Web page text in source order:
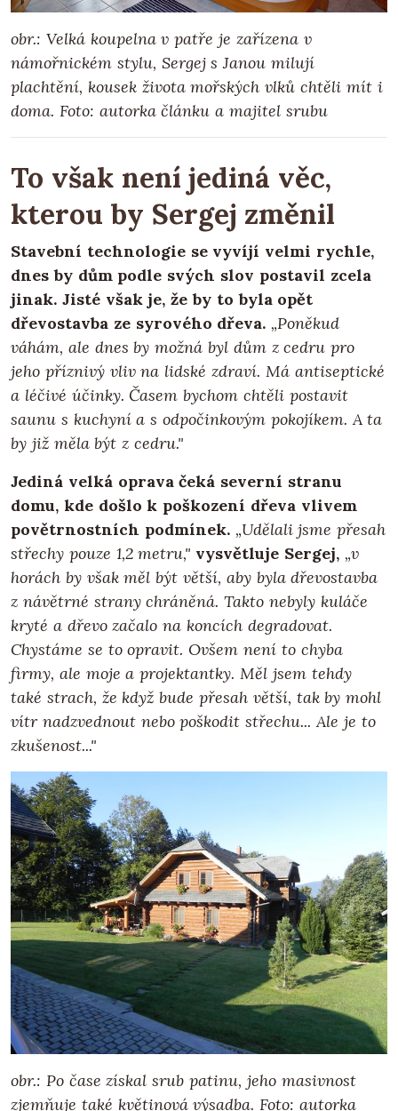
obr.: Velká koupelna v patře je zařízena v
námořnickém stylu, Sergej s Janou milují
plachtění, kousek života mořských vlků chtěli mít i
doma. Foto: autorka článku a majitel srubu
To však není jediná věc,
kterou by Sergej změnil
Stavební technologie se vyvíjí velmi rychle,
dnes by dům podle svých slov postavil zcela
jinak. Jisté však je, že by to byla opět
dřevostavba ze syrového dřeva. „Poněkud
váhám, ale dnes by možná byl dům z cedru pro
jeho příznivý vliv na lidské zdraví. Má antiseptické
a léčivé účinky. Časem bychom chtěli postavit
saunu s kuchyní a s odpočinkovým pokojíkem. A ta
by již měla být z cedru."
Jediná velká oprava čeká severní stranu
domu, kde došlo k poškození dřeva vlivem
povětrnostních podmínek. „Udělali jsme přesah
střechy pouze 1,2 metru," vysvětluje Sergej, „v
horách by však měl být větší, aby byla dřevostavba
z návětrné strany chráněná. Takto nebyly kuláče
kryté a dřevo začalo na koncích degradovat.
Chystáme se to opravit. Ovšem není to chyba
firmy, ale moje a projektantky. Měl jsem tehdy
také strach, že když bude přesah větší, tak by mohl
vítr nadzvednout nebo poškodit střechu... Ale je to
zkušenost..."
obr.: Po čase získal srub patinu, jeho masivnost
zjemňuje také květinová výsadba.Foto: autorka